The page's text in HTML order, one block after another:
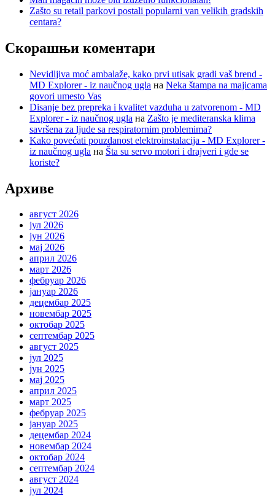
Zašto su retail parkovi postali popularni van velikih gradskih
centara?
Скорашњи коментари
Nevidljiva moć ambalaže, kako prvi utisak gradi vaš brend -
MD Explorer - iz naučnog ugla на Neka štampa na majicama
govori umesto Vas
Disanje bez prepreka i kvalitet vazduha u zatvorenom - MD
Explorer - iz naučnog ugla на Zašto je mediteranska klima
savršena za ljude sa respiratornim problemima?
Kako povećati pouzdanost elektroinstalacija - MD Explorer -
iz naučnog ugla на Šta su servo motori i drajveri i gde se
koriste?
Архиве
август 2026
јул 2026
јун 2026
мај 2026
април 2026
март 2026
фебруар 2026
јануар 2026
децембар 2025
новембар 2025
октобар 2025
септембар 2025
август 2025
јул 2025
јун 2025
мај 2025
април 2025
март 2025
фебруар 2025
јануар 2025
децембар 2024
новембар 2024
октобар 2024
септембар 2024
август 2024
јул 2024